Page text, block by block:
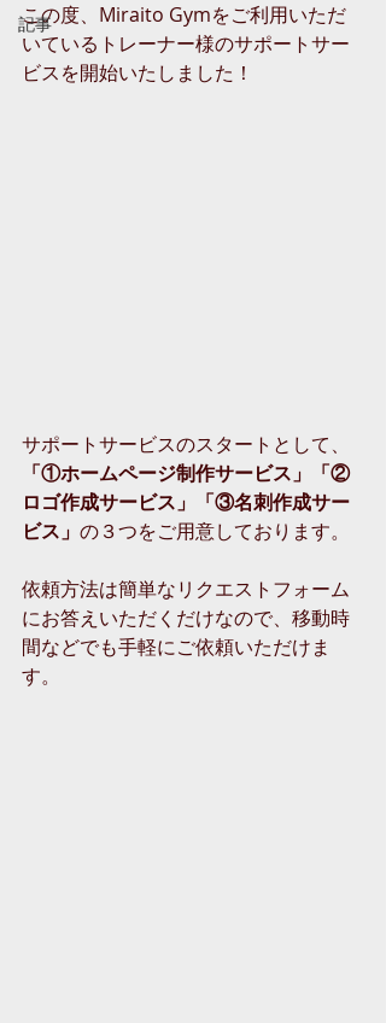
記事
この度、Miraito Gymをご利用いただ
いているトレーナー様のサポートサー
ビスを開始いたしました！
サポートサービスのスタートとして、
「①ホームページ制作サービス」「②
ロゴ作成サービス」「③名刺作成サー
ビス」 の３つをご用意しております。
依頼方法は簡単なリクエストフォーム
にお答えいただくだけなので、移動時
間などでも手軽にご依頼いただけま
す。